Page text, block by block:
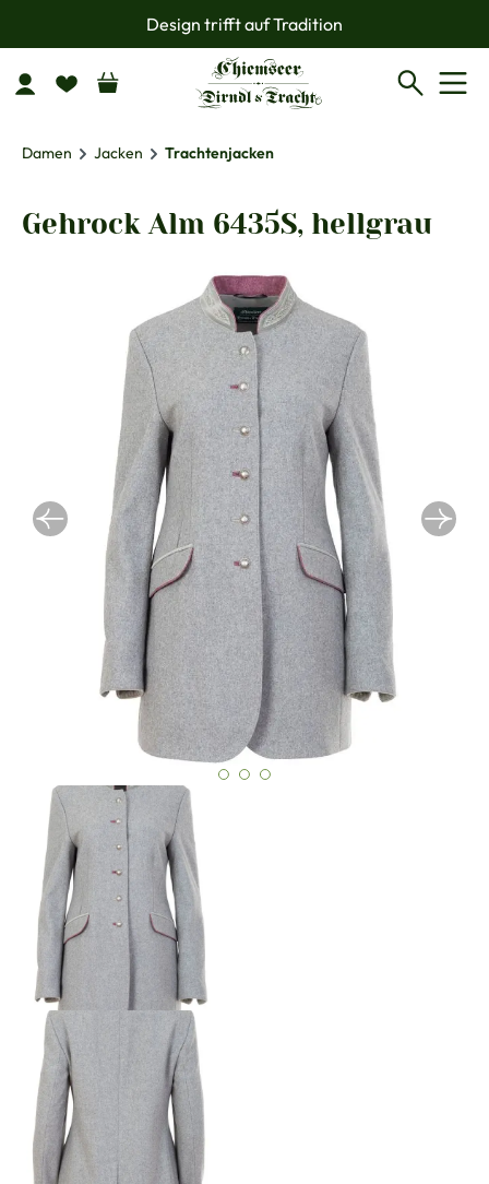
Zum Hauptinhalt springenDesign trifft auf Tradition
Damen Jacken Trachtenjacken
Gehrock Alm 6435S, hellgrau